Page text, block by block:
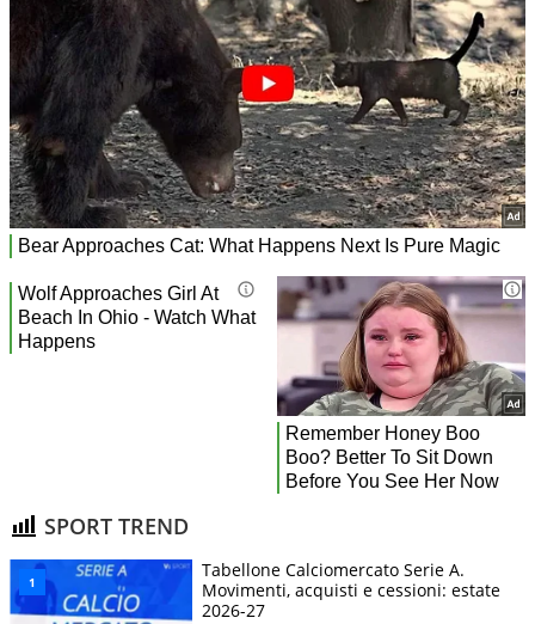
SPORT TREND
Tabellone Calciomercato Serie A.
Movimenti, acquisti e cessioni: estate
2026-27